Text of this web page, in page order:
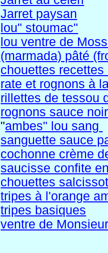
Jarret paysan
lou" stoumac"
lou ventre de
(marmada) pâté
chouettes recettes
rate et rognons à
rillettes de tessou
rognons sauce
"ambes" lou sang
sanguette sauce
cochonne crème
saucisse confite
chouettes
tripes à l'orange
tripes basiques
ventre de